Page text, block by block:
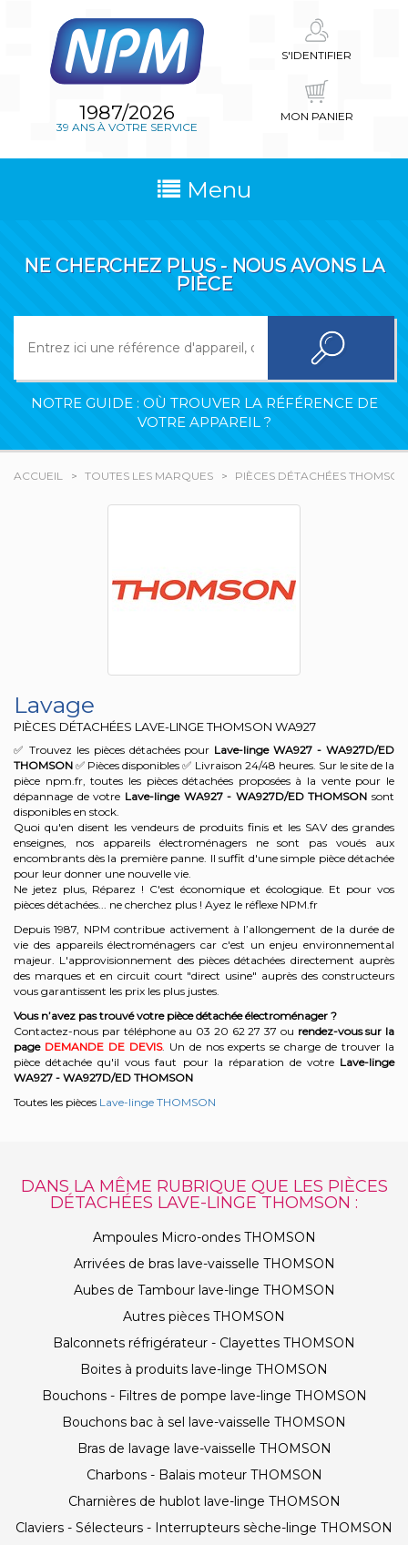
1987/2026
39 ANS À VOTRE SERVICE
S'IDENTIFIER
MON PANIER
Menu
NE CHERCHEZ PLUS - NOUS AVONS LA
PIÈCE
NOTRE GUIDE : OÙ TROUVER LA RÉFÉRENCE DE
VOTRE APPAREIL ?
ACCUEIL TOUTES LES MARQUES PIÈCES DÉTACHÉES THOMSON
Lavage
PIÈCES DÉTACHÉES LAVE-LINGE THOMSON WA927
✅ Trouvez les pièces détachées pour Lave-linge WA927 - WA927D/ED
THOMSON✅ Pièces disponibles ✅ Livraison 24/48 heures. Sur le site de la
pièce npm.fr, toutes les pièces détachées proposées à la vente pour le
dépannage de votre Lave-linge WA927 - WA927D/ED THOMSON sont
disponibles en stock.
Quoi qu'en disent les vendeurs de produits finis et les SAV des grandes
enseignes, nos appareils électroménagers ne sont pas voués aux
encombrants dès la première panne. Il suffit d'une simple pièce détachée
pour leur donner une nouvelle vie.
Ne jetez plus, Réparez ! C'est économique et écologique. Et pour vos
pièces détachées... ne cherchez plus ! Ayez le réflexe NPM.fr
Depuis 1987, NPM contribue activement à l’allongement de la durée de
vie des appareils électroménagers car c'est un enjeu environnemental
majeur. L'approvisionnement des pièces détachées directement auprès
des marques et en circuit court "direct usine" auprès des constructeurs
vous garantissent les prix les plus justes.
Vous n’avez pas trouvé votre pièce détachée électroménager ?
Contactez-nous par téléphone au 03 20 62 27 37 ou rendez-vous sur la
page DEMANDE DE DEVIS. Un de nos experts se charge de trouver la
pièce détachée qu'il vous faut pour la réparation de votre Lave-linge
WA927 - WA927D/ED THOMSON
Toutes les pièces Lave-linge THOMSON
DANS LA MÊME RUBRIQUE QUE LES PIÈCES
DÉTACHÉES LAVE-LINGE THOMSON :
Ampoules Micro-ondes THOMSON
Arrivées de bras lave-vaisselle THOMSON
Aubes de Tambour lave-linge THOMSON
Autres pièces THOMSON
Balconnets réfrigérateur - Clayettes THOMSON
Boites à produits lave-linge THOMSON
Bouchons - Filtres de pompe lave-linge THOMSON
Bouchons bac à sel lave-vaisselle THOMSON
Bras de lavage lave-vaisselle THOMSON
Charbons - Balais moteur THOMSON
Charnières de hublot lave-linge THOMSON
Claviers - Sélecteurs - Interrupteurs sèche-linge THOMSON